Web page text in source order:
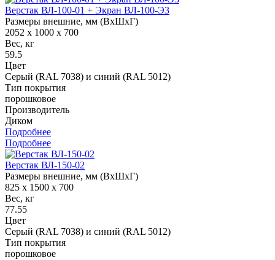
Верстак ВЛ-100-01 + Экран ВЛ-100-Э3
Размеры внешние, мм (ВхШхГ)
2052 x 1000 x 700
Вес, кг
59.5
Цвет
Серый (RAL 7038) и синий (RAL 5012)
Тип покрытия
порошковое
Производитель
Диком
Подробнее
Подробнее
Верстак ВЛ-150-02
Размеры внешние, мм (ВхШхГ)
825 x 1500 x 700
Вес, кг
77.55
Цвет
Серый (RAL 7038) и синий (RAL 5012)
Тип покрытия
порошковое